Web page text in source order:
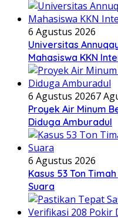
6 Agustus 2026
Universitas
Mahasiswa KKN
6 Agustus 20267
Proyek Air Minum
Diduga Amburadul
6 Agustus 2026
Kasus 53 Ton
Suara